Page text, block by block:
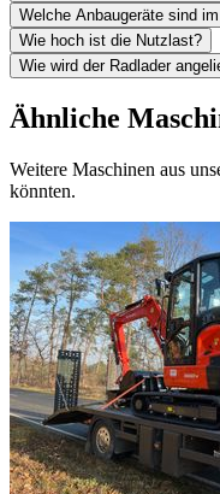
Welche Anbaugeräte sind
Wie hoch ist die Nutzlast?
Wie wird der Radlader
Ähnliche
Weitere Maschinen aus
könnten.